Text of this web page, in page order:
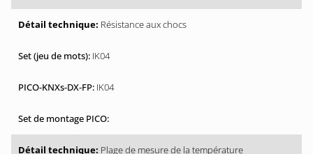
Résistance aux chocs
IK04
IK04
Plage de mesure de la température